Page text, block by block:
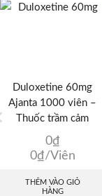
Duloxetine 60mg
Ajanta 1000 viên –
Thuốc trầm cảm
0₫
0₫/Viên
THÊM VÀO GIỎ
HÀNG